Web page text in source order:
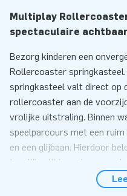
Multiplay
spectaculaire
Bezorg kinderen een
Rollercoaster
springkasteel valt direct op
rollercoaster aan de
vrolijke uitstraling. Binnen
speelparcours met een
en een glijbaan. Hierdoor
tegelijkertijd urenlang
glijbaan is perfect voor